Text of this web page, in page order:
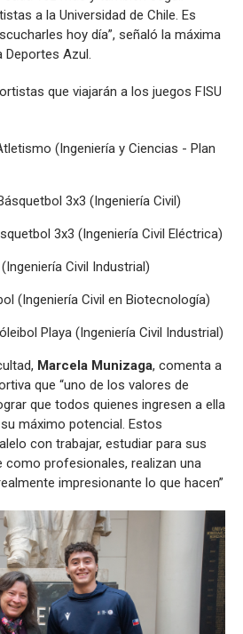
a la Universidad de Chile. Es
hoy día”, señaló la máxima
Deportes Azul.
que viajarán a los juegos FISU
(Ingeniería y Ciencias - Plan
3x3 (Ingeniería Civil)
3x3 (Ingeniería Civil Eléctrica)
Civil Industrial)
(Ingeniería Civil en Biotecnología)
Playa (Ingeniería Civil Industrial)
Marcela Munizaga, comenta a
que “uno de los valores de
que todos quienes ingresen a ella
máximo potencial. Estos
con trabajar, estudiar para sus
como profesionales, realizan una
impresionante lo que hacen”